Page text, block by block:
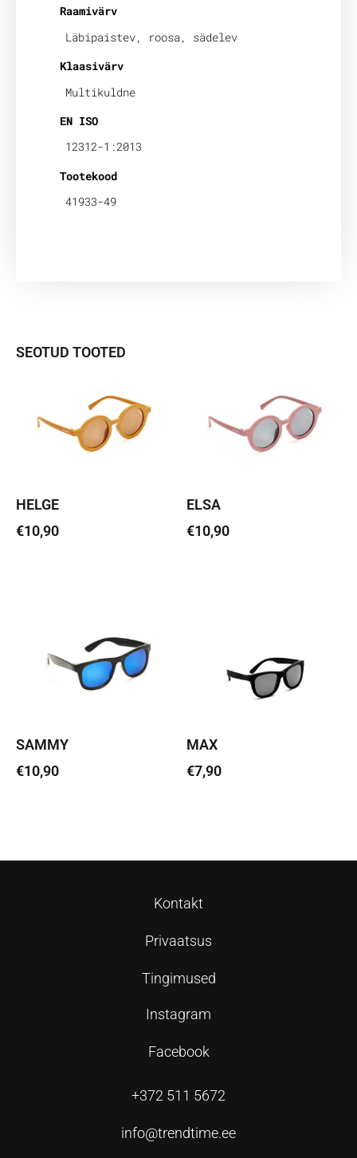
Raamivärv
Läbipaistev, roosa, sädelev
Klaasivärv
Multikuldne
EN ISO
12312-1:2013
Tootekood
41933-49
SEOTUD TOOTED
HELGE
€10,90
ELSA
€10,90
SAMMY
€10,90
MAX
€7,90
Kontakt
Privaatsus
Tingimused
Instagram
Facebook
+372 511 5672
info@trendtime.ee